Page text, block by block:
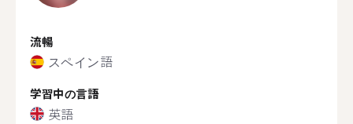
流暢
スペイン語
学習中の言語
英語